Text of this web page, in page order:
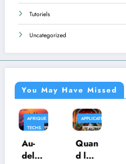
Tutoriels
Uncategorized
You May Have Missed
AFRIQUE
TECHS
Au-
delà
APPLICATIONS
Quan
d la